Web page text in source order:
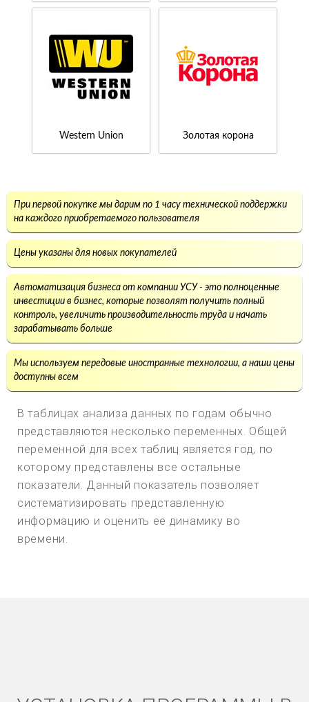
Western Union Золотая корона
При первой покупке мы дарим по 1 часу технической поддержки
на каждого приобретаемого пользователя
Цены указаны для новых покупателей
Автоматизация бизнеса от компании УСУ - это полноценные
инвестиции в бизнес, которые позволят получить полный
контроль, увеличить производительность труда и начать
зарабатывать больше
Мы используем передовые иностранные технологии, а наши цены
доступны всем
В таблицах анализа данных по годам обычно
представляются несколько переменных. Общей
переменной для всех таблиц является год, по
которому представлены все остальные
показатели. Данный показатель позволяет
систематизировать представленную
информацию и оценить ее динамику во
времени.